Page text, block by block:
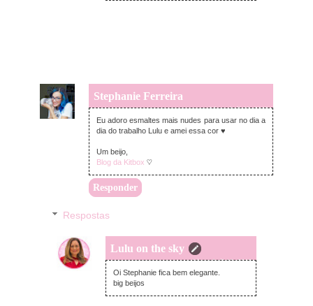
Stephanie Ferreira
quarta-feira, abril 10, 2019
Eu adoro esmaltes mais nudes para usar no dia a
dia do trabalho Lulu e amei essa cor ♥
Um beijo,
Blog da Kitbox ♡
Responder
Respostas
Lulu on the sky
quarta-feira, abril 10, 2019
Oi Stephanie fica bem elegante.
big beijos